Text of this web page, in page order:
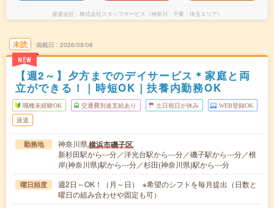
派遣会社 株式会社スタッフサービス（神奈川・千葉・埼玉エリア）
未読
NEW
掲載日 2026/08/08
【週2～】夕方までのデイサービス＊家庭と両
立ができる！｜時短OK｜扶養内勤務OK
職種未経験OK 交通費別途支給あり 土日祝日が休み WEB登録OK
派遣
勤務地 神奈川県横浜市磯子区
新杉田駅から---分／洋光台駅から---分／磯子駅から---分／根
岸(神奈川県)駅から---分／杉田(神奈川県)駅から---分
曜日頻度
週2日～OK！（月～日） ※希望のシフトを毎月提出（日数と
曜日の組み合わせや固定も可）